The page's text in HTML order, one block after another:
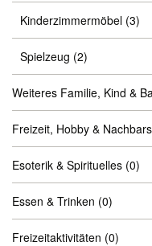
Kinderzimmermöbel (3)
Spielzeug (2)
Weiteres Familie, Kind &
Freizeit, Hobby &
Esoterik & Spirituelles (0)
Essen & Trinken (0)
Freizeitaktivitäten (0)